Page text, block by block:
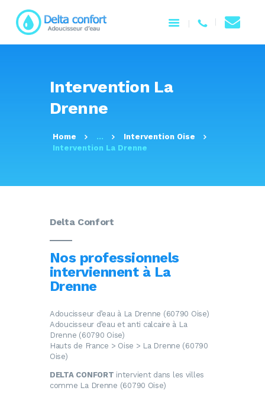
Intervention La
Drenne
Home ...
Intervention Oise
Intervention La Drenne
ACCUEIL
NOTRE ENTREPRISE
PRODUITS
CONTACTEZ-NOUS
Delta Confort
Nos professionnels
interviennent à La
Drenne
Adoucisseur d’eau à La Drenne (60790 Oise)
Adoucisseur d’eau et anti calcaire à La
Drenne (60790 Oise)
Hauts de France > Oise > La Drenne (60790
Oise)
DELTA CONFORT intervient dans les villes
comme La Drenne (60790 Oise)